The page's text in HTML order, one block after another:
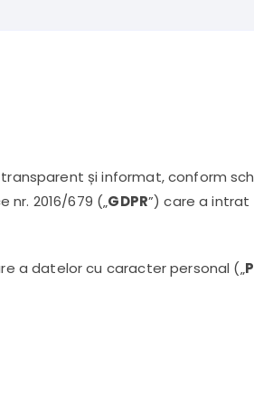
și informat, conform
2016/679 („GDPR”) care a intrat
a datelor cu caracter personal („